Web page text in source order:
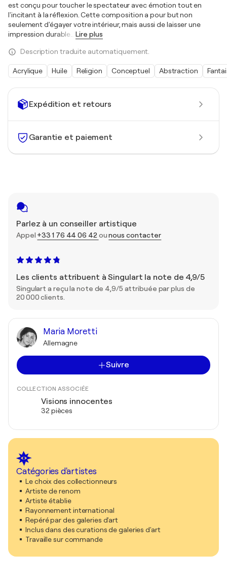
Expédition et retours
Garantie et paiement
Parlez à un conseiller artistique
Appel +33 1 76 44 06 42 ounous contacter
Les clients attribuent à Singulart la note de 4,9/5
Singulart a reçu la note de 4,9/5 attribuée par plus de
20 000 clients.
Maria Moretti
Allemagne
Suivre
COLLECTION ASSOCIÉE
Visions innocentes
32 pièces
Catégories d'artistes
Le choix des collectionneurs
Artiste de renom
Artiste établie
Rayonnement international
Repéré par des galeries d'art
Inclus dans des curations de galeries d'art
Travaille sur commande
est conçu pour toucher le spectateur avec émotion tout en
l'incitant à la réflexion. Cette composition a pour but non
seulement d'égayer votre intérieur, mais aussi de laisser une
impression durable
Lire plus
Description traduite automatiquement.
Acrylique Huile Religion Conceptuel Abstraction